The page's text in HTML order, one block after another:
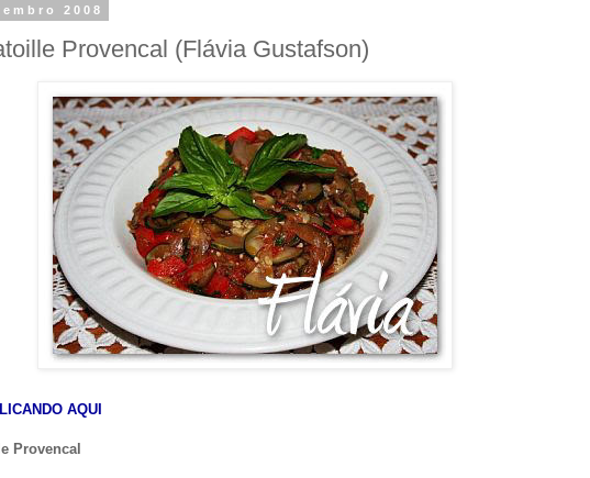
2008
Provencal (Flávia Gustafson)
AQUI
Provencal